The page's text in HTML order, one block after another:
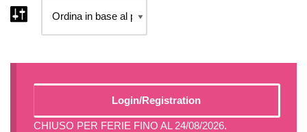
Login/Registration
CHIUSO PER FERIE FINO AL 24/08/2026.